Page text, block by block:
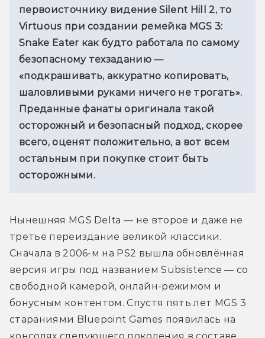
первоисточнику видение Silent Hill 2, то
Virtuous при создании ремейка MGS 3:
Snake Eater как будто работала по самому
безопасному техзаданию —
«подкрашивать, аккуратно копировать,
шаловливыми руками ничего не трогать».
Преданные фанаты оригинала такой
осторожный и безопасный подход, скорее
всего, оценят положительно, а вот всем
остальным при покупке стоит быть
осторожными.
Нынешняя MGS Delta — не второе и даже не
третье переиздание великой классики.
Сначала в 2006-м на PS2 вышла обновлённая
версия игры под названием Subsistence — со
свободной камерой, онлайн-режимом и
бонусным контентом. Спустя пять лет MGS 3
стараниями Bluepoint Games появилась на